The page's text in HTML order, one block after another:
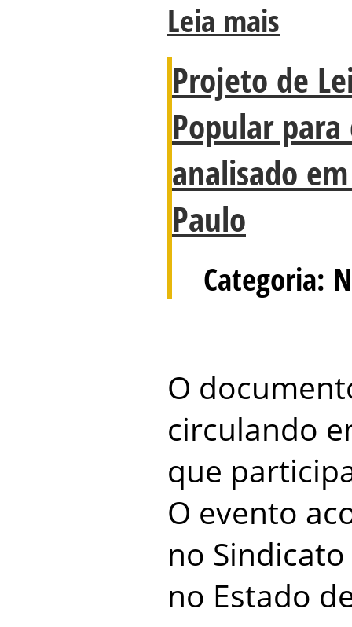
Leia mais
Projeto de
Popular
analisado
Paulo
Categoria:
O
circulando
que
O evento
no
no Estado